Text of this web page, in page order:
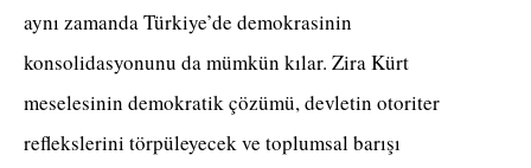
aynı zamanda Türkiye’de demokrasinin
konsolidasyonunu da mümkün kılar. Zira Kürt
meselesinin demokratik çözümü, devletin otoriter
reflekslerini törpüleyecek ve toplumsal barışı